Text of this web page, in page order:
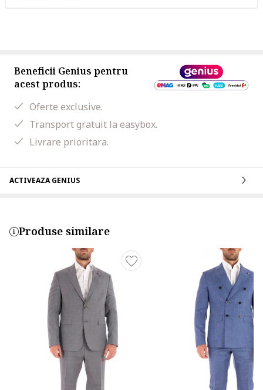
Beneficii Genius pentru
acest produs:
Oferte exclusive.
Transport gratuit la easybox.
Livrare prioritara.
ACTIVEAZA GENIUS
Produse similare